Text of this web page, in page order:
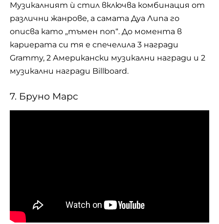
Музикалният ѝ стил включва комбинация от
различни жанрове, а самата Дуа Липа го
описва като „тъмен поп“. До момента в
кариерата си тя е спечелила 3 награди
Grammy, 2 Американски музикални награди и 2
музикални награди Billboard.
7. Бруно Марс